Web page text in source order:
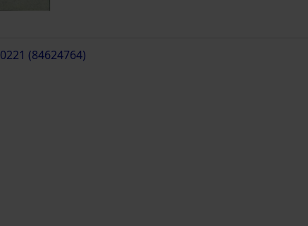
0221 (84624764)